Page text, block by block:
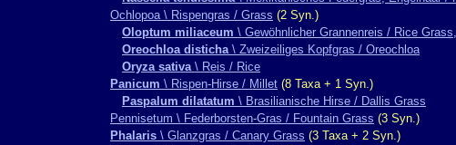
Ochlopoa \ Rispengras / Grass (2 Syn.)
Oloptum miliaceum \ Gewöhnlicher Grannenreis / Rice
Oreochloa disticha\ Zweizeiliges Kopfgras / Oreochloa
Oryza sativa\ Reis / Rice
Panicum \ Rispen-Hirse / Millet (8 Taxa + 1 Syn.)
Paspalum dilatatum \ Brasilianische Hirse / Dallis Grass
Pennisetum \ Federborsten-Gras / Fountain Grass (3 Syn.)
Phalaris \ Glanzgras / Canary Grass (3 Taxa + 2 Syn.)